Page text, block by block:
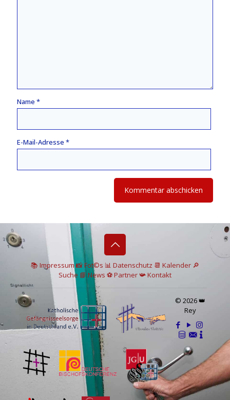
Name *
E-Mail-Adresse *
📚 Impressum📸Fot©s 📊 Datenschutz 📆 Kalender 🔎
Suche 📘 News ⚽Partner📯Kontakt
© 2026 👑
Rey